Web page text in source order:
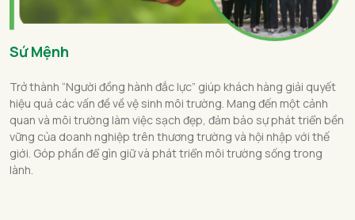
Sứ Mệnh
Trở thành “Người đồng hành đắc lực” giúp khách hàng giải quyết
hiệu quả các vấn đề về vệ sinh môi trường. Mang đến một cảnh
quan và môi trường làm việc sạch đẹp, đảm bảo sự phát triển bền
vững của doanh nghiệp trên thương trường và hội nhập với thế
giới. Góp phần để gìn giữ và phát triển môi trường sống trong
lành.